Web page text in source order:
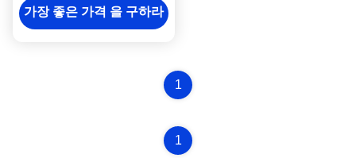
가장 좋은 가격 을 구하라
1
1